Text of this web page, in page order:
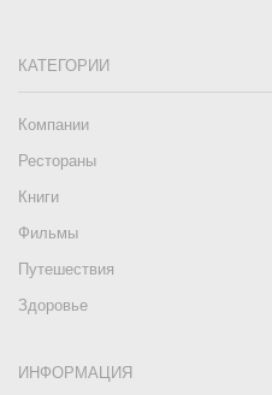
КАТЕГОРИИ
Компании
Рестораны
Книги
Фильмы
Путешествия
Здоровье
ИНФОРМАЦИЯ